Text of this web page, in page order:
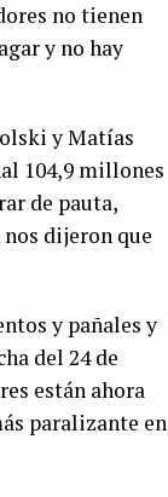
no tienen
y no hay
y Matías
104,9 millones
de pauta,
dijeron que
y pañales y
del 24 de
están ahora
paralizante en